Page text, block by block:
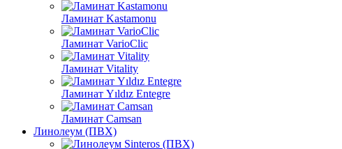
Ламинат Kastamonu
Ламинат VarioClic
Ламинат Vitality
Ламинат Yıldız Entegre
Ламинат Camsan
Линолеум (ПВХ)